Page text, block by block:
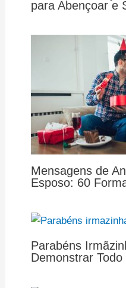
para Abençoar e
Mensagens de
Esposo: 60
Parabéns
Demonstrar Todo